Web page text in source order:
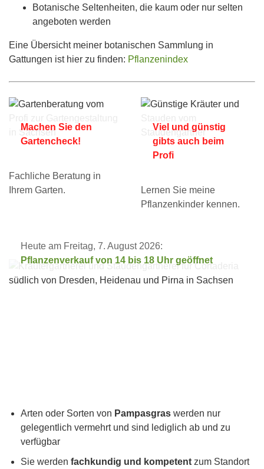
Botanische Seltenheiten, die kaum oder nur selten
angeboten werden
Eine Übersicht meiner botanischen Sammlung in
Gattungen ist hier zu finden: Pflanzenindex
Machen Sie den
Gartencheck!
Fachliche Beratung in
Ihrem Garten.
Viel und günstig
gibts auch beim
Profi
Lernen Sie meine
Pflanzenkinder kennen.
Heute am Freitag, 7. August 2026:
Pflanzenverkauf von 14 bis 18 Uhr geöffnet
Arten oder Sorten von Pampasgras werden nur
gelegentlich vermehrt und sind lediglich ab und zu
verfügbar
Sie werden fachkundig und kompetent zum Standort